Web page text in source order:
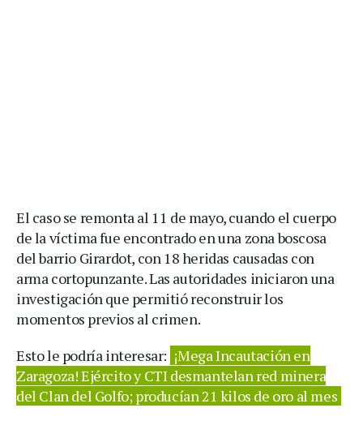
El caso se remonta al 11 de mayo, cuando el cuerpo
de la víctima fue encontrado en una zona boscosa
del barrio Girardot, con 18 heridas causadas con
arma cortopunzante. Las autoridades iniciaron una
investigación que permitió reconstruir los
momentos previos al crimen.
Esto le podría interesar: ¡Mega Incautación en
Zaragoza! Ejército y CTI desmantelan red minera
del Clan del Golfo; producían 21 kilos de oro al mes